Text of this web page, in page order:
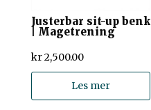
Justerbar sit-up benk
| Magetrening
kr2,500.00
Les mer